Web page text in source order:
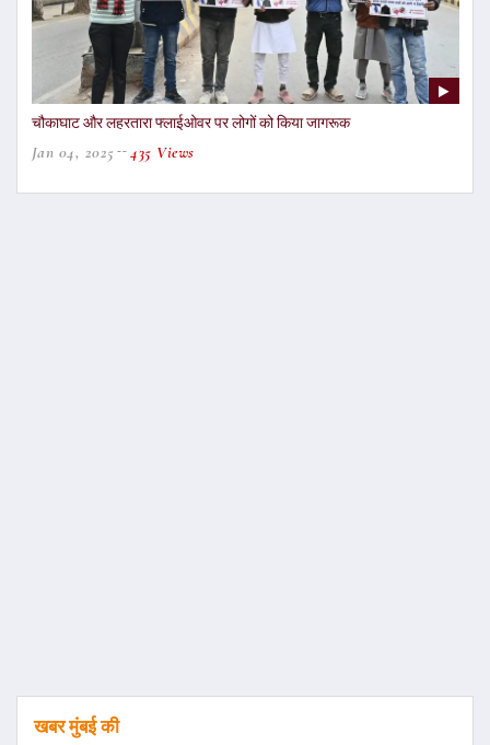
चौकाघाट और लहरतारा फ्लाईओवर पर लोगों को किया जागरूक
Jan 04, 2025 435 Views
खबर मुंबई की